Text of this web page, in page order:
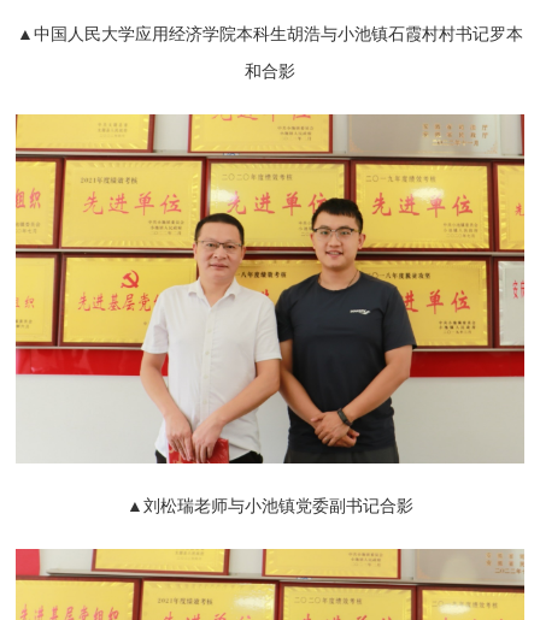
▲中国人民大学应用经济学院本科生胡浩与小池镇石霞村村书记罗本
和合影
▲刘松瑞老师与小池镇党委副书记合影